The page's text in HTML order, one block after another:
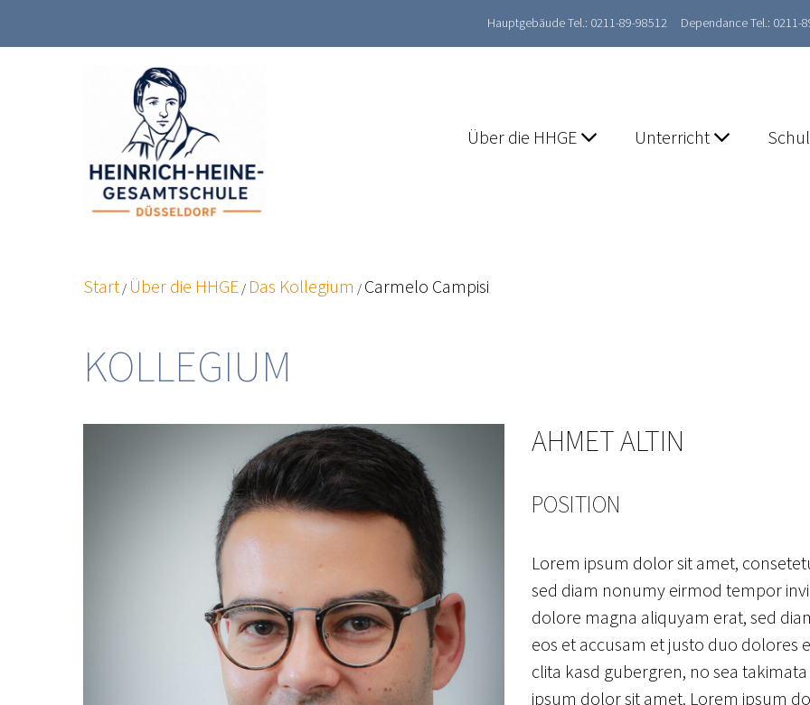
Hauptgebäude Tel.: 0211-89-98512 Dependance Tel.: 0211-
Über die HHGE Unterricht
Start / Über die HHGE / Das Kollegium / Carmelo Campisi
KOLLEGIUM
AHMET ALTIN
POSITION
Lorem ipsum dolor sit amet,
sed diam nonumy eirmod tempor
dolore magna aliquyam erat, sed
eos et accusam et justo duo dolores
clita kasd gubergren, no sea
ipsum dolor sit amet. Lorem ipsum